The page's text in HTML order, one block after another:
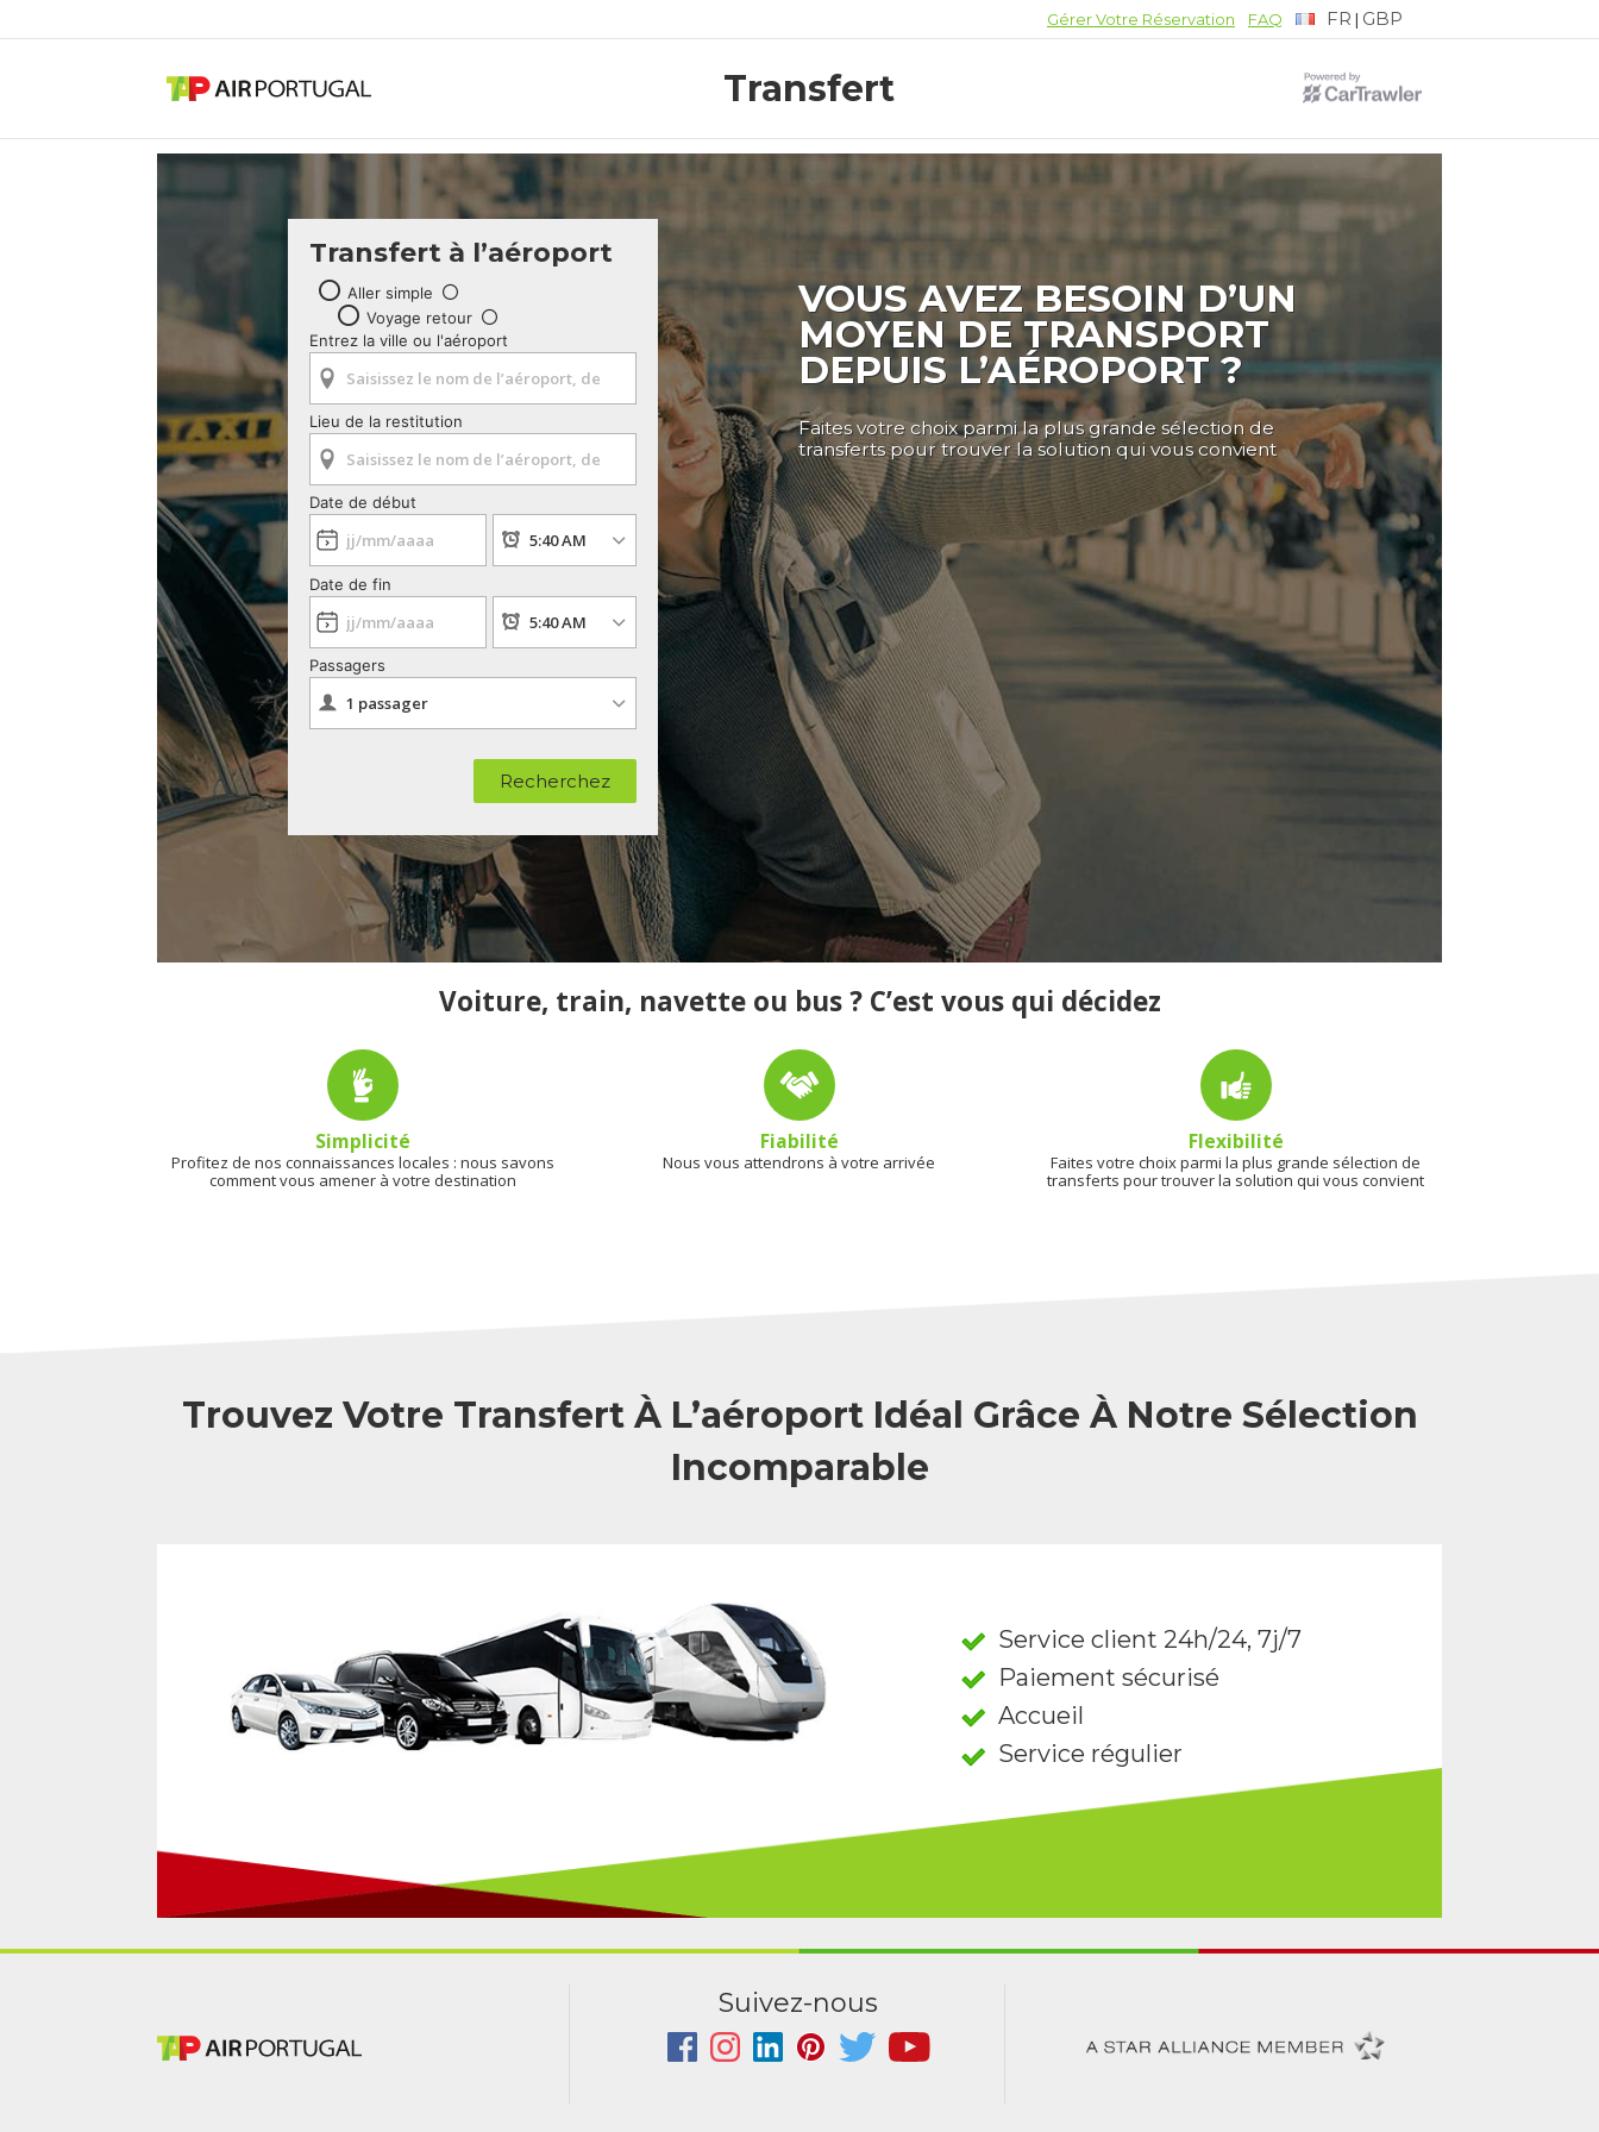
Gérer Votre Réservation FAQ FR | GBP
Transfert
Transfert à l’aéroport
Aller simple
Voyage retour
Entrez la ville ou l'aéroport
Lieu de la restitution
Date de début
Date de fin
Passagers
Recherchez
VOUS AVEZ BESOIN D’UN
MOYEN DE TRANSPORT
DEPUIS L’AÉROPORT ?
Faites votre choix parmi la plus grande sélection de
transferts pour trouver la solution qui vous convient
Voiture, train, navette ou bus ? C’est vous qui décidez
Simplicité
Profitez de nos connaissances locales : nous savons
comment vous amener à votre destination
Fiabilité
Nous vous attendrons à votre arrivée
Flexibilité
Faites votre choix parmi la plus grande sélection de
transferts pour trouver la solution qui vous convient
Trouvez Votre Transfert À L’aéroport Idéal Grâce À Notre Sélection
Incomparable
Service client 24h/24, 7j/7
Paiement sécurisé
Accueil
Service régulier
Suivez-nous